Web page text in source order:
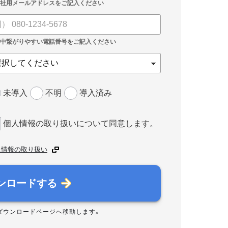
未導入 不明 導入済み
個人情報の取り扱いについて同意します。
報の取り扱い
ロードする
ウンロードページへ移動します。